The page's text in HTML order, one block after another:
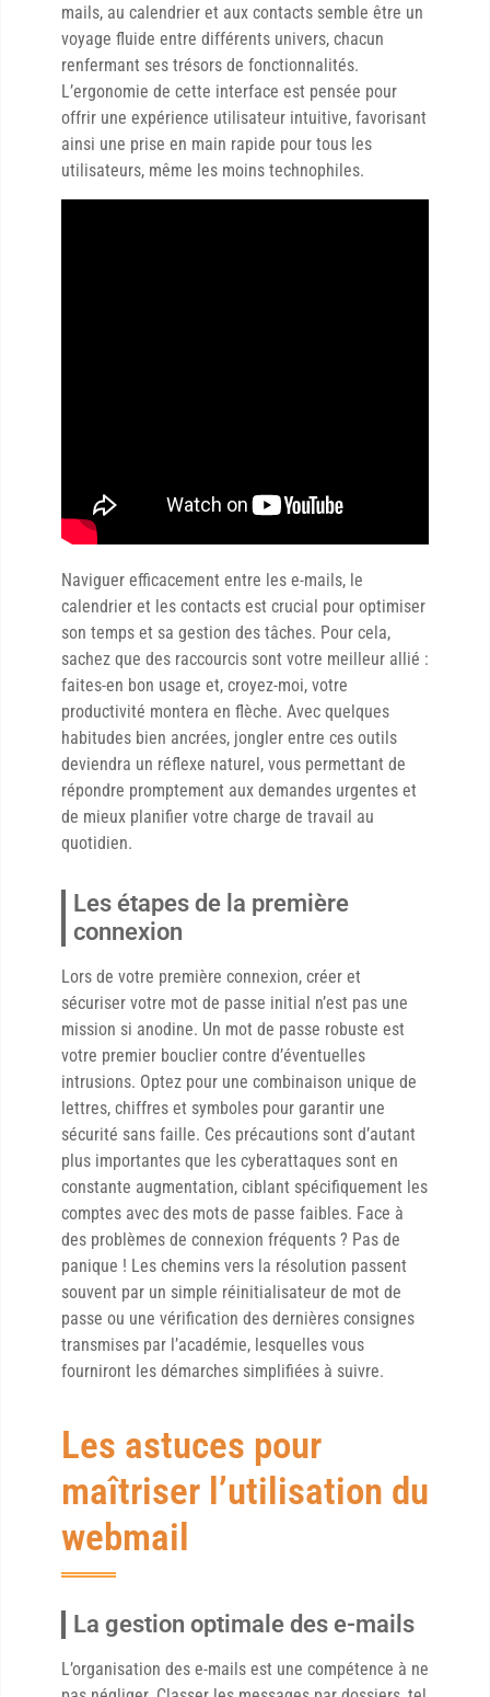
mails, au calendrier et aux contacts semble être un
voyage fluide entre différents univers, chacun
renfermant ses trésors de fonctionnalités.
L’ergonomie de cette interface est pensée pour
offrir une expérience utilisateur intuitive, favorisant
ainsi une prise en main rapide pour tous les
utilisateurs, même les moins technophiles.
Naviguer efficacement entre les e-mails, le
calendrier et les contacts est crucial pour optimiser
son temps et sa gestion des tâches. Pour cela,
sachez que des raccourcis sont votre meilleur allié :
faites-en bon usage et, croyez-moi, votre
productivité montera en flèche. Avec quelques
habitudes bien ancrées, jongler entre ces outils
deviendra un réflexe naturel, vous permettant de
répondre promptement aux demandes urgentes et
de mieux planifier votre charge de travail au
quotidien.
Les étapes de la première
connexion
Lors de votre première connexion, créer et
sécuriser votre mot de passe initial n’est pas une
mission si anodine. Un mot de passe robuste est
votre premier bouclier contre d’éventuelles
intrusions. Optez pour une combinaison unique de
lettres, chiffres et symboles pour garantir une
sécurité sans faille. Ces précautions sont d’autant
plus importantes que les cyberattaques sont en
constante augmentation, ciblant spécifiquement les
comptes avec des mots de passe faibles. Face à
des problèmes de connexion fréquents ? Pas de
panique ! Les chemins vers la résolution passent
souvent par un simple réinitialisateur de mot de
passe ou une vérification des dernières consignes
transmises par l’académie, lesquelles vous
fourniront les démarches simplifiées à suivre.
Les astuces pour
maîtriser l’utilisation du
webmail
La gestion optimale des e-mails
L’organisation des e-mails est une compétence à ne